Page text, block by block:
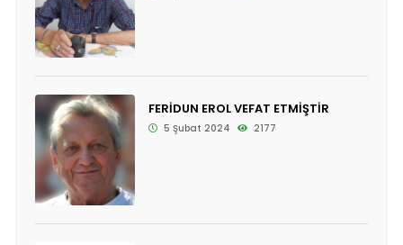
FERİDUN EROL VEFAT ETMİŞTİR
5 Şubat 2024 2177